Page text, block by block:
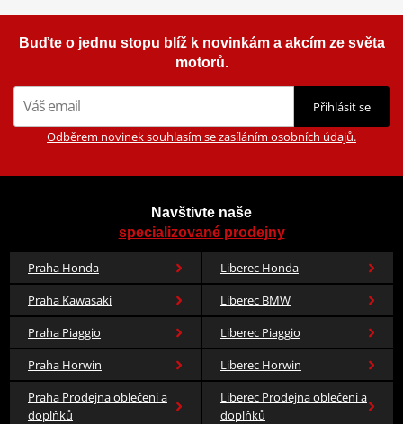
Buďte o jednu stopu blíž k novinkám a akcím ze světa
motorů.
Přihlásit se
Odběrem novinek souhlasím se zasíláním osobních údajů.
Navštivte naše
specializované prodejny
Praha Honda
Liberec Honda
Praha Kawasaki
Liberec BMW
Praha Piaggio
Liberec Piaggio
Praha Horwin
Liberec Horwin
Praha Prodejna oblečení a
doplňků
Liberec Prodejna oblečení a
doplňků